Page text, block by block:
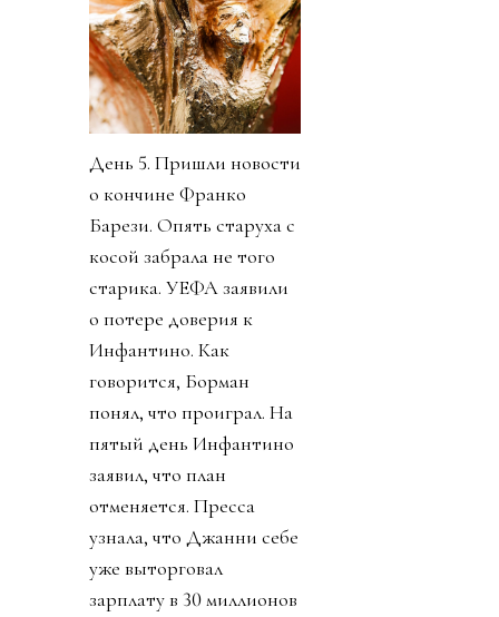
День 5. Пришли новости
о кончине Франко
Барези. Опять старуха с
косой забрала не того
старика. УЕФА заявили
о потере доверия к
Инфантино. Как
говорится, Борман
понял, что проиграл. На
пятый день Инфантино
заявил, что план
отменяется. Пресса
узнала, что Джанни себе
уже выторговал
зарплату в 30 миллионов